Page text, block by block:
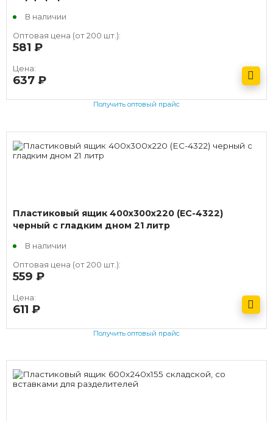
В наличии
Оптовая цена (от 200 шт.):
581
Цена:
637
Получить оптовый прайс
Пластиковый ящик 400х300х220 (EC-4322)
черный с гладким дном 21 литр
В наличии
Оптовая цена (от 200 шт.):
559
Цена:
611
Получить оптовый прайс